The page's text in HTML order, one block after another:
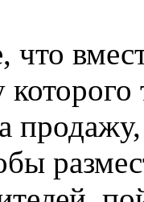
что